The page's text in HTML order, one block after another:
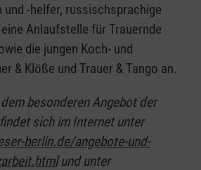
-helfer, russischsprachige
Anlaufstelle für Trauernde
die jungen Koch- und
& Klöße und Trauer & Tango an.
besonderen Angebot der
sich im Internet unter
berlin.de/angebote-und-
und unter